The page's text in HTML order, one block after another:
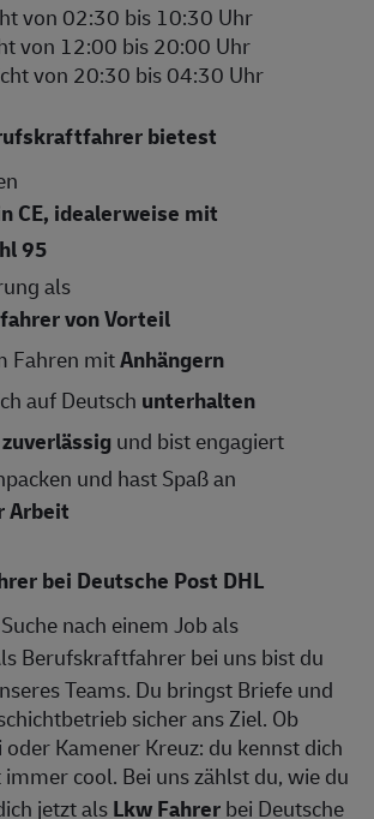
von 02:30 bis 10:30 Uhr
von 12:00 bis 20:00 Uhr
von 20:30 bis 04:30 Uhr
bietest
CE, idealerweise mit
95
als
von Vorteil
Fahren mitAnhängern
auf Deutsch unterhalten
zuverlässigund bist engagiert
und hast Spaß an
Arbeit
bei Deutsche Post DHL
nach einem Job als
Berufskraftfahrer bei uns bist du
Teams. Du bringst Briefe und
sicher ans Ziel. Ob
Kamener Kreuz: du kennst dich
cool. Bei uns zählst du, wie du
jetzt alsLkw Fahrerbei Deutsche